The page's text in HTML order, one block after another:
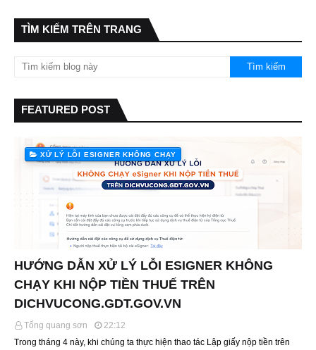
TÌM KIẾM TRÊN TRANG
FEATURED POST
XỬ LÝ LỖI ESIGNER KHÔNG CHẠY
HƯỚNG DẪN XỬ LÝ LỖI ESIGNER KHÔNG
CHẠY KHI NỘP TIỀN THUẾ TRÊN
DICHVUCONG.GDT.GOV.VN
Tống quang sơn
22:12
Trong tháng 4 này, khi chúng ta thực hiện thao tác Lập giấy nộp tiền trên